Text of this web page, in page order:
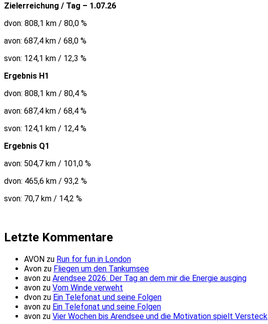
Zielerreichung / Tag – 1.07.26
dvon: 808,1 km / 80,0 %
avon: 687,4 km / 68,0 %
svon: 124,1 km / 12,3 %
Ergebnis H1
dvon: 808,1 km / 80,4 %
avon: 687,4 km / 68,4 %
svon: 124,1 km / 12,4 %
Ergebnis Q1
avon: 504,7 km / 101,0 %
dvon: 465,6 km / 93,2 %
svon: 70,7 km / 14,2 %
Letzte Kommentare
AVON zu Run for fun in London
Avon zu Fliegen um den Tankumsee
avon zu Arendsee 2026: Der Tag an dem mir die Energie ausging
avon zu Vom Winde verweht
dvon zu Ein Telefonat und seine Folgen
avon zu Ein Telefonat und seine Folgen
avon zu Vier Wochen bis Arendsee und die Motivation spielt Versteck